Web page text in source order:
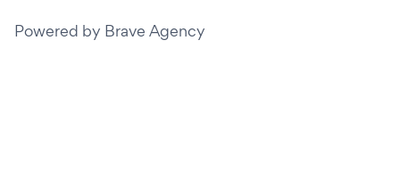
Powered by Brave Agency